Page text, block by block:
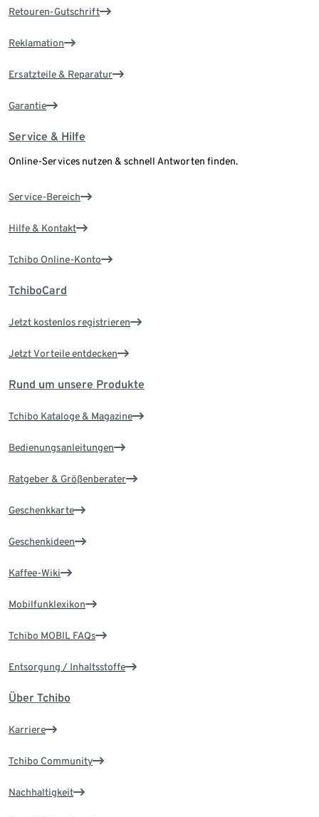
Retouren-Gutschrift
Reklamation
Ersatzteile & Reparatur
Garantie
Service & Hilfe
Online-Services nutzen & schnell Antworten finden.
Service-Bereich
Hilfe & Kontakt
Tchibo Online-Konto
TchiboCard
Jetzt kostenlos registrieren
Jetzt Vorteile entdecken
Rund um unsere Produkte
Tchibo Kataloge & Magazine
Bedienungsanleitungen
Ratgeber & Größenberater
Geschenkkarte
Geschenkideen
Kaffee-Wiki
Mobilfunklexikon
Tchibo MOBIL FAQs
Entsorgung / Inhaltsstoffe
Über Tchibo
Karriere
Tchibo Community
Nachhaltigkeit